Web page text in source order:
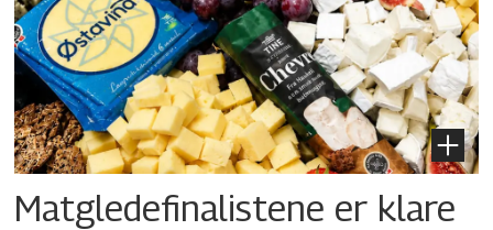
Matgledefinalistene er klare